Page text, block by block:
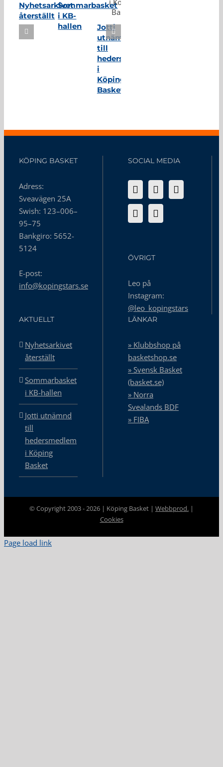
Nyhetsarkivet
återställt
Sommarbasket
i KB-
hallen
Jotti
utnämnd
till
hedersmedlem
i
Köping
Basket
KÖPING BASKET
Adress:
Sveavägen 25A
Swish: 123–006–
95–75
Bankgiro: 5652-
5124
E-post:
info@kopingstars.se
SOCIAL MEDIA
ÖVRIGT
Leo på
Instagram:
@leo_kopingstars
AKTUELLT
Nyhetsarkivet
återställt
Sommarbasket
i KB-hallen
Jotti utnämnd
till
hedersmedlem
i Köping
Basket
LÄNKAR
» Klubbshop på
basketshop.se
» Svensk Basket
(basket.se)
» Norra
Svealands BDF
» FIBA
© Copyright 2003 -2026 | Köping Basket | Webbprod. |
Cookies
Page load link